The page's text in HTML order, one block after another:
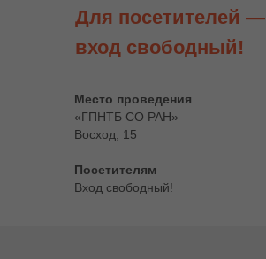
Место проведения
«ГПНТБ СО РАН»
Восход, 15
Посетителям
Вход свободный!
Для посетителей —
вход свободный!